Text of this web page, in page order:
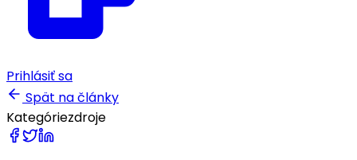
Prihlásiť sa
Spät na články
Kategóriezdroje